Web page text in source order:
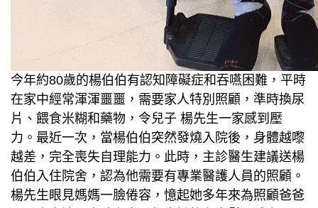
今年約80歲的楊伯伯有認知障礙症和吞嚥困難，平時
在家中經常渾渾噩噩，需要家人特別照顧，準時換尿
片、餵食米糊和藥物，令兒子 楊先生一家感到壓
力。最近一次，當楊伯伯突然發燒入院後，身體越嚟
越差，完全喪失自理能力。此時，主診醫生建議送楊
伯伯入住院舍，認為他需要有專業醫護人員的照顧。
楊先生眼見媽媽一臉倦容，憶起她多年來為照顧爸爸